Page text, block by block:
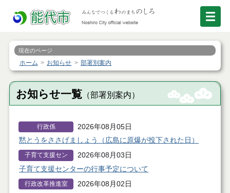
現在のページ
ホーム お知らせ 部署別案内
お知らせ一覧（部署別案内）
行政係
2026年08月05日
黙とうをささげましょう（広島に原爆が投下された日）
子育て支援セン
ター
2026年08月03日
子育て支援センターの行事予定について
行政改革推進室
2026年08月02日